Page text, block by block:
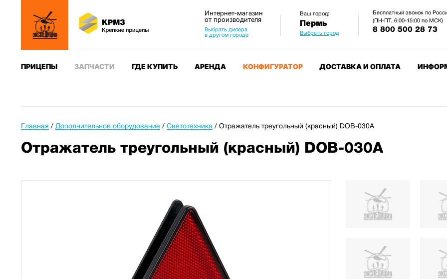
Интернет-магазин
от производителя
Выбрать дилера
в другом городе
Ваш город:
Пермь
Выбрать город
Бесплатный звонок по
(ПН-ПТ, 6:00-15:00 по МСК)
8 800 500 28 73
ПРИЦЕПЫ ЗАПЧАСТИ ГДЕ КУПИТЬ АРЕНДА КОНФИГУРАТОР ДОСТАВКА И ОПЛАТА
Главная / Дополнительное оборудование / Светотехника / Отражатель треугольный (красный) DOB-030A
Отражатель треугольный (красный) DOB-030A